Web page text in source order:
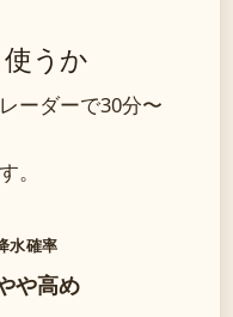
うか
ーダーで30分〜
。
水確率
や高め